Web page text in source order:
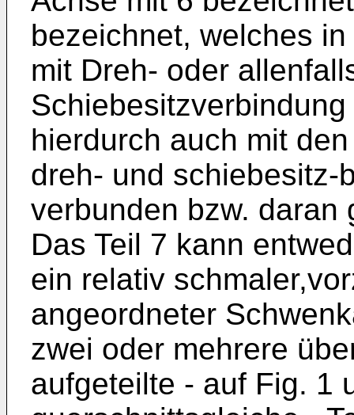
bezeichnet, welches
mit Dreh- oder
hierdurch auch mit
dreh- und schiebesitz-
verbunden bzw. daran
Das Teil 7 kann
ein relativ
angeordneter
zwei oder mehrere
aufgeteilte - auf Fig. 1